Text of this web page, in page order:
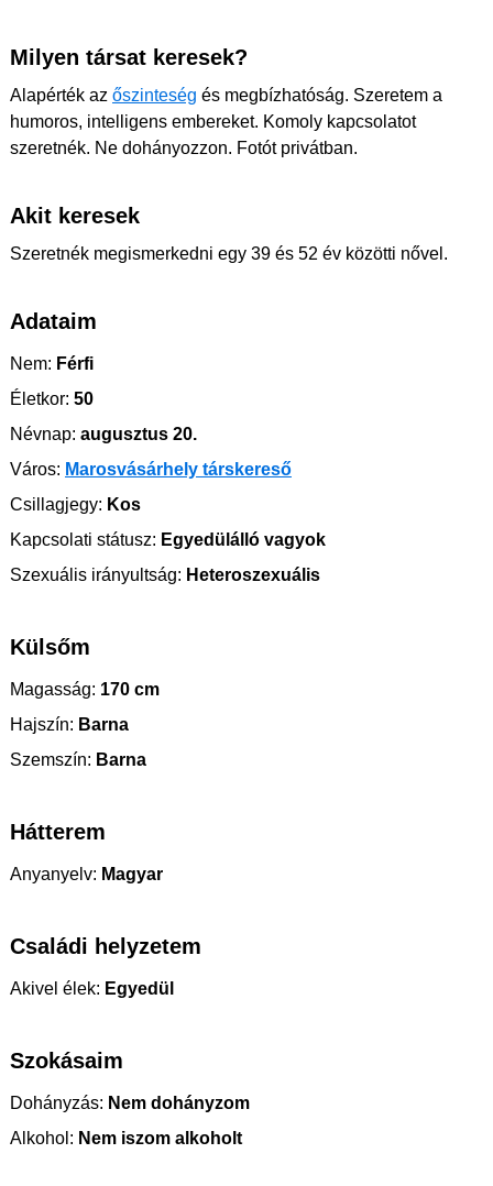
Milyen társat keresek?
Alapérték az őszinteség és megbízhatóság. Szeretem a
humoros, intelligens embereket. Komoly kapcsolatot
szeretnék. Ne dohányozzon. Fotót privátban.
Akit keresek
Szeretnék megismerkedni egy 39 és 52 év közötti nővel.
Adataim
Nem: Férfi
Életkor: 50
Névnap: augusztus 20.
Város: Marosvásárhely társkereső
Csillagjegy: Kos
Kapcsolati státusz: Egyedülálló vagyok
Szexuális irányultság: Heteroszexuális
Külsőm
Magasság: 170 cm
Hajszín: Barna
Szemszín: Barna
Hátterem
Anyanyelv: Magyar
Családi helyzetem
Akivel élek: Egyedül
Szokásaim
Dohányzás: Nem dohányzom
Alkohol: Nem iszom alkoholt